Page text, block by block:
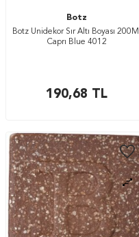
Botz
Botz Unidekor Sır Altı Boyası 200Ml
Caprı Blue 4012
190,68 TL